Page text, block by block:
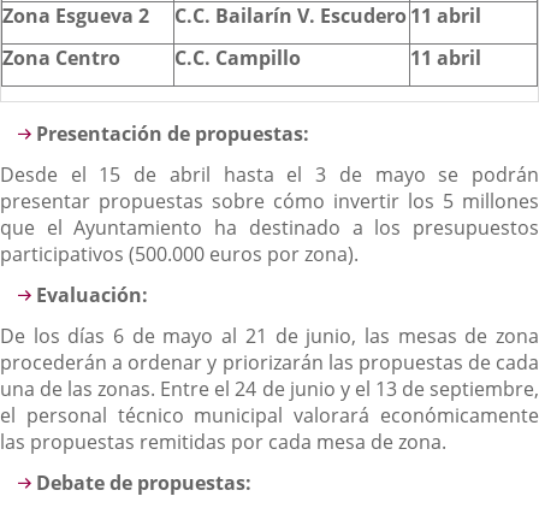
Zona Esgueva 2
C.C. Bailarín V. Escudero11 abril
Zona Centro
C.C. Campillo 11 abril
Presentación de propuestas:
Desde el 15 de abril hasta el 3 de mayo se podrán
presentar propuestas sobre cómo invertir los 5 millones
que el Ayuntamiento ha destinado a los presupuestos
participativos (500.000 euros por zona).
Evaluación:
De los días 6 de mayo al 21 de junio, las mesas de zona
procederán a ordenar y priorizarán las propuestas de cada
una de las zonas. Entre el 24 de junio y el 13 de septiembre,
el personal técnico municipal valorará económicamente
las propuestas remitidas por cada mesa de zona.
Debate de propuestas: